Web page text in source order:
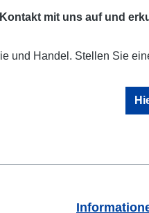
mit uns auf und
und Handel. Stellen Sie